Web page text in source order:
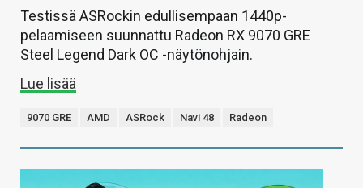
Testissä ASRockin edullisempaan 1440p-
pelaamiseen suunnattu Radeon RX 9070 GRE
Steel Legend Dark OC -näytönohjain.
Lue lisää
9070 GRE AMD ASRock Navi 48 Radeon